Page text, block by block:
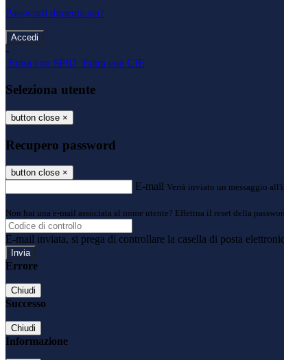
Password dimenticata?
-
Entra con SPID Entra con CIE
Seleziona utente
button close ×
Recupero password
button close ×
E-mail Verrà inviato un messaggio
Non hai una e-mail associata al nome utente? Effettua il reset della
E-mail inviata, si prega di controllare la casella di posta
Errore
Chiudi
Successo
Chiudi
Informazione